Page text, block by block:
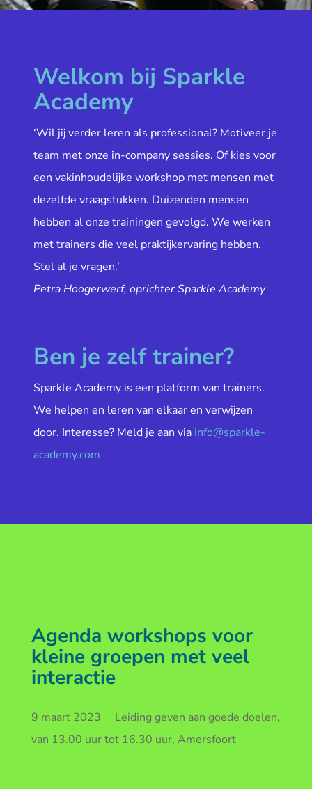
Welkom bij Sparkle
Academy
‘Wil jij verder leren als professional? Motiveer je
team met onze in-company sessies. Of kies voor
een vakinhoudelijke workshop met mensen met
dezelfde vraagstukken. Duizenden mensen
hebben al onze trainingen gevolgd. We werken
met trainers die veel praktijkervaring hebben.
Stel al je vragen.’
Petra Hoogerwerf, oprichter Sparkle Academy
Ben je zelf trainer?
Sparkle Academy is een platform van trainers.
We helpen en leren van elkaar en verwijzen
door. Interesse? Meld je aan via info@sparkle-
academy.com
Agenda workshops voor
kleine groepen met veel
interactie
9 maart 2023 Leiding geven aan goede doelen,
van 13.00 uur tot 16.30 uur, Amersfoort